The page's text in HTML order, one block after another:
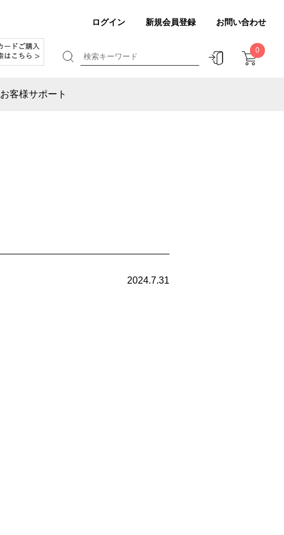
ログイン 新規会員登録 お問い合わせ
0
お客様サポート
2024.7.31